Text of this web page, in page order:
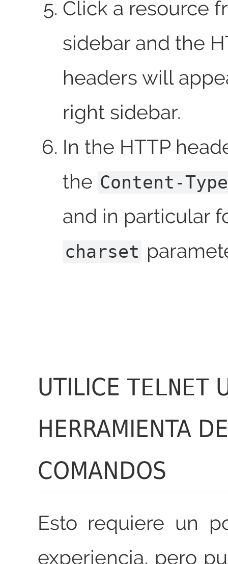
Click a resource
sidebar and the
headers will
right sidebar.
In the HTTP
the Content-Type
and in particular
charset
UTILICE TELNET
HERRAMIENTA
COMANDOS
Esto requiere un
experiencia, pero